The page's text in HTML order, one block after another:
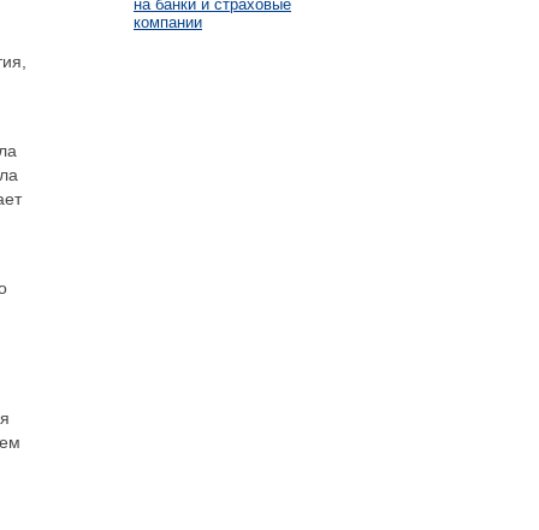
на банки и страховые
компании